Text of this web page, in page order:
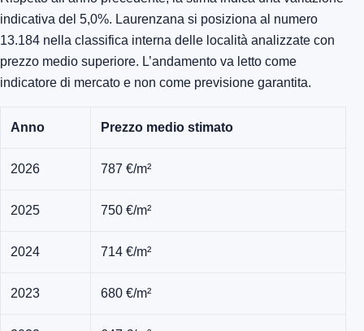
indicativa del 5,0%. Laurenzana si posiziona al numero
13.184 nella classifica interna delle località analizzate con
prezzo medio superiore. L’andamento va letto come
indicatore di mercato e non come previsione garantita.
Anno Prezzo medio stimato
2026 787 €/m²
2025 750 €/m²
2024 714 €/m²
2023 680 €/m²